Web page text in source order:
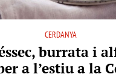
CERDANYA
burrata i
a l’estiu a la